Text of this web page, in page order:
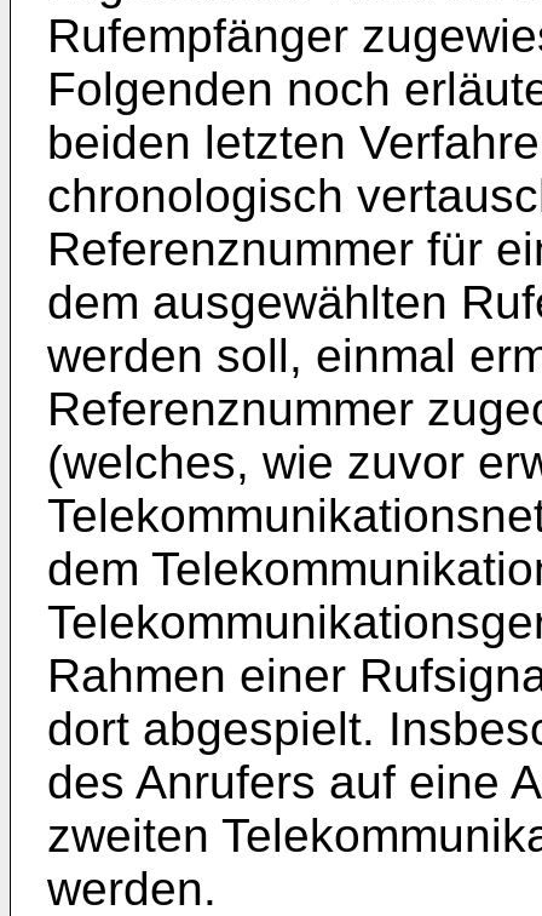
Rufempfänger
Folgenden noch
beiden letzten
chronologisch
Referenznummer für
dem ausgewählten
werden soll, einmal
Referenznummer
(welches, wie zuvor
dem
Rahmen einer
dort abgespielt.
des Anrufers auf eine
zweiten
werden.